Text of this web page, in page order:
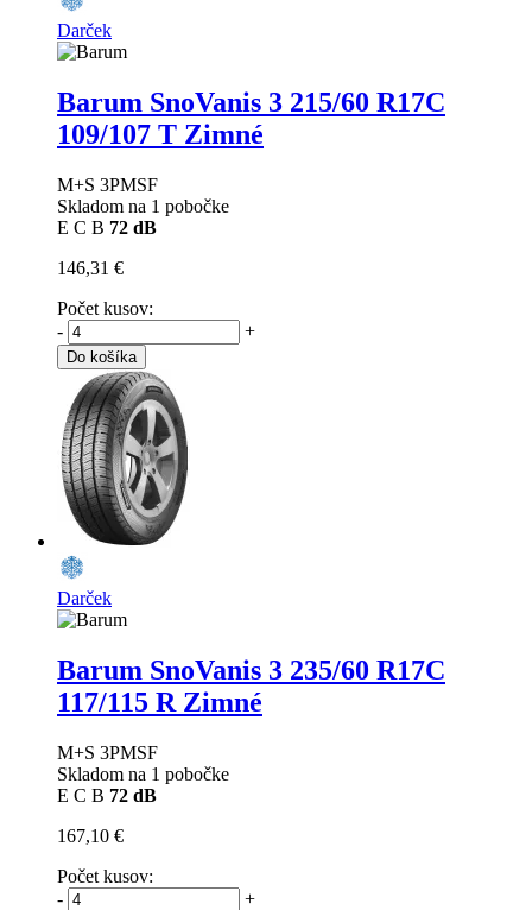
Darček
Barum SnoVanis 3 215/60 R17C
109/107 T Zimné
M+S 3PMSF
Skladom na 1 pobočke
E C B 72 dB
146,31 €
Počet kusov:
-
+
Do košíka
Darček
Barum SnoVanis 3 235/60 R17C
117/115 R Zimné
M+S 3PMSF
Skladom na 1 pobočke
E C B 72 dB
167,10 €
Počet kusov:
-
+